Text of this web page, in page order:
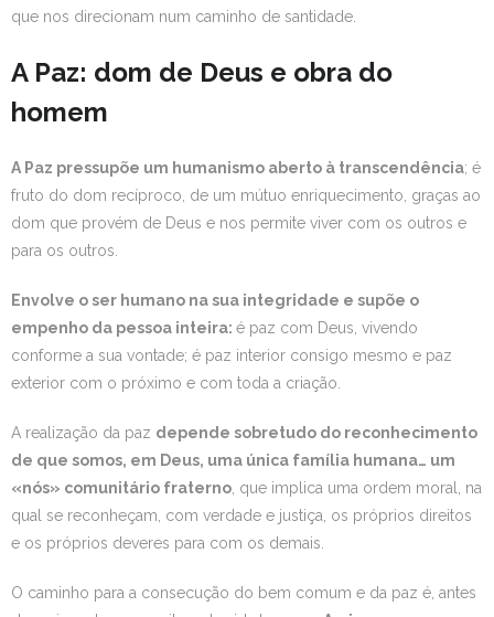
que nos direcionam num caminho de santidade.
A Paz: dom de Deus e obra do
homem
A Paz pressupõe um humanismo aberto à transcendência; é
fruto do dom recíproco, de um mútuo enriquecimento, graças ao
dom que provém de Deus e nos permite viver com os outros e
para os outros.
Envolve o ser humano na sua integridade e supõe o
empenho da pessoa inteira: é paz com Deus, vivendo
conforme a sua vontade; é paz interior consigo mesmo e paz
exterior com o próximo e com toda a criação.
A realização da paz depende sobretudo do reconhecimento
de que somos, em Deus, uma única família humana… um
«nós» comunitário fraterno , que implica uma ordem moral, na
qual se reconheçam, com verdade e justiça, os próprios direitos
e os próprios deveres para com os demais.
O caminho para a consecução do bem comum e da paz é, antes